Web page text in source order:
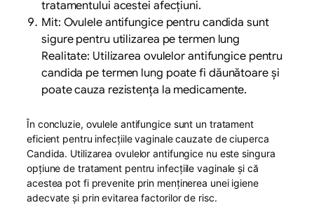
tratamentului acestei afecțiuni.
Mit: Ovulele antifungice pentru candida sunt
sigure pentru utilizarea pe termen lung
Realitate: Utilizarea ovulelor antifungice pentru
candida pe termen lung poate fi dăunătoare și
poate cauza rezistența la medicamente.
În concluzie, ovulele antifungice sunt un tratament
eficient pentru infecțiile vaginale cauzate de ciuperca
Candida. Utilizarea ovulelor antifungice nu este singura
opțiune de tratament pentru infecțiile vaginale și că
acestea pot fi prevenite prin menținerea unei igiene
adecvate și prin evitarea factorilor de risc.